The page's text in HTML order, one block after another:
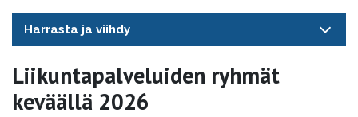
Harrasta ja viihdy
Liikuntapalveluiden ryhmät
keväällä 2026